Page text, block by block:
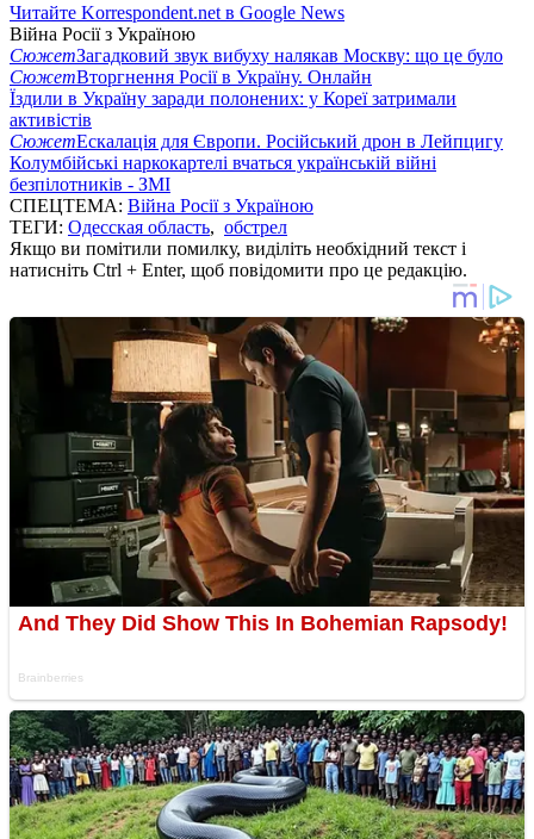
Читайте Korrespondent.net в Google News
Війна Росії з Україною
СюжетЗагадковий звук вибуху налякав Москву: що це було
СюжетВторгнення Росії в Україну. Онлайн
Їздили в Україну заради полонених: у Кореї затримали
активістів
СюжетЕскалація для Європи. Російський дрон в Лейпцигу
Колумбійські наркокартелі вчаться українській війні
безпілотників - ЗМІ
СПЕЦТЕМА: Війна Росії з Україною
ТЕГИ: Одесская область, обстрел
Якщо ви помітили помилку, виділіть необхідний текст і
натисніть Ctrl + Enter, щоб повідомити про це редакцію.